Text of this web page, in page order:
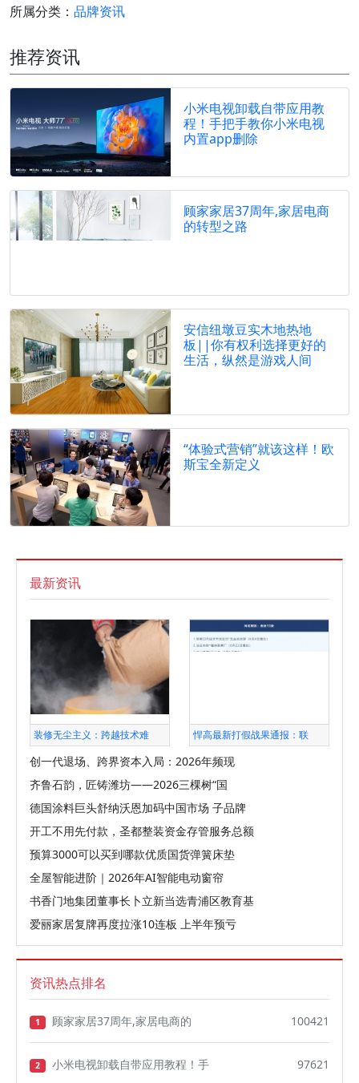
所属分类： 品牌资讯
推荐资讯
小米电视卸载自带应用教
程！手把手教你小米电视
内置app删除
顾家家居37周年,家居电商
的转型之路
安信纽墩豆实木地热地
板||你有权利选择更好的
生活，纵然是游戏人间
“体验式营销”就该这样！欧
斯宝全新定义
最新资讯
装修无尘主义：跨越技术难 悍高最新打假战果通报：联
创一代退场、跨界资本入局：2026年频现
齐鲁石韵，匠铸潍坊——2026三棵树“国
德国涂料巨头舒纳沃恩加码中国市场 子品牌
开工不用先付款，圣都整装资金存管服务总额
预算3000可以买到哪款优质国货弹簧床垫
全屋智能进阶｜2026年AI智能电动窗帘
书香门地集团董事长卜立新当选青浦区教育基
爱丽家居复牌再度拉涨10连板 上半年预亏
资讯热点排名
1 顾家家居37周年,家居电商的 100421
2 小米电视卸载自带应用教程！手 97621